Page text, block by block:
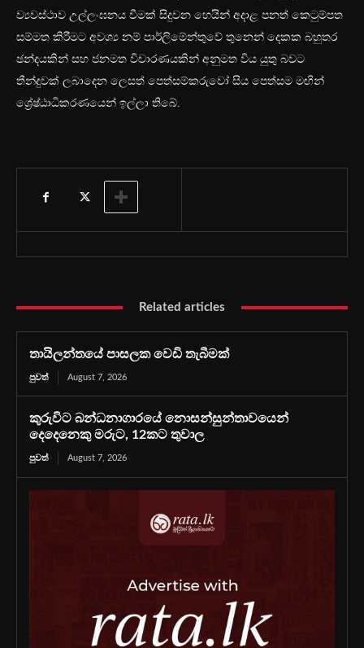
ව්‍යවස්ථාව උල්ලංඝනය වීමක් සිදුවන හෙයින් අදාළ පනත් කෙටුම්පත
සම්මත කිරීමට අවශ්‍ය නම් පාර්ලිමේන්තුවේ තුනෙන් දෙකක බහුතර
ඡන්දයකින් සහ ජනමත විචාරණයකින් අනුමත විය යුතු බවට
තීන්දුවක් ලබාදෙන ලෙසත් පෙත්සම්කරුවෝ සිය පෙත්සම මඟින්
ශ්‍රේෂ්ඨාධිකරණයෙන් ඉල්ලා තිබේ.
Related articles
තායිලන්තයේ පාසලක වෙඩි තැබීමක්
පුවත් August 7, 2026
කුරුවිට බන්ධනාගාරයේ නොසන්සුන්තාවයෙන්
දෙදෙනෙකු මරුට, 12කට තුවාල
පුවත් August 7, 2026